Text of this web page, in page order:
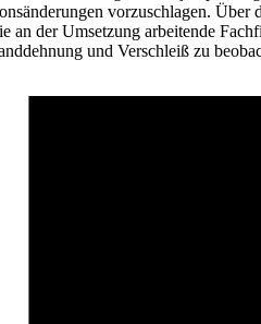
vorzuschlagen. Über
der Umsetzung arbeitende
und Verschleiß zu